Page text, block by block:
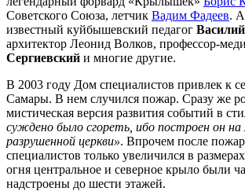
Советского Союза, летчик Вадим Фадеев.
известный куйбышевский педагог
архитектор Леонид Волков, профессор-
Сергиевский и многие другие.
В 2003 году Дом специалистов привлек к
Самары. В нем случился пожар. Сразу же
мистическая версия развития событий в
суждено было сгореть, ибо построен он
разрушенной церкви». Впрочем после
специалистов только увеличился в
огня центральное и северное крыло были
надстроены до шести этажей.